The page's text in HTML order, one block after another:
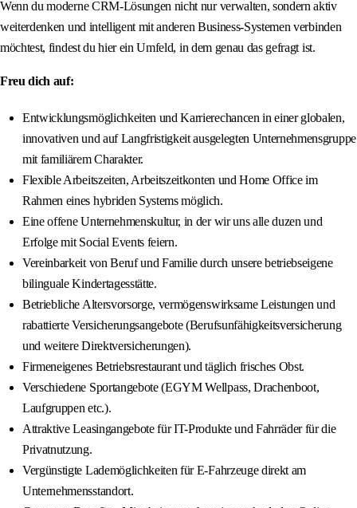
Wenn du moderne CRM-Lösungen nicht nur verwalten, sondern aktiv
weiterdenken und intelligent mit anderen Business-Systemen verbinden
möchtest, findest du hier ein Umfeld, in dem genau das gefragt ist.
Freu dich auf:
Entwicklungsmöglichkeiten und Karrierechancen in einer globalen,
innovativen und auf Langfristigkeit ausgelegten Unternehmensgruppe
mit familiärem Charakter.
Flexible Arbeitszeiten, Arbeitszeitkonten und Home Office im
Rahmen eines hybriden Systems möglich.
Eine offene Unternehmenskultur, in der wir uns alle duzen und
Erfolge mit Social Events feiern.
Vereinbarkeit von Beruf und Familie durch unsere betriebseigene
bilinguale Kindertagesstätte.
Betriebliche Altersvorsorge, vermögenswirksame Leistungen und
rabattierte Versicherungsangebote (Berufsunfähigkeitsversicherung
und weitere Direktversicherungen).
Firmeneigenes Betriebsrestaurant und täglich frisches Obst.
Verschiedene Sportangebote (EGYM Wellpass, Drachenboot,
Laufgruppen etc.).
Attraktive Leasingangebote für IT-Produkte und Fahrräder für die
Privatnutzung.
Vergünstigte Lademöglichkeiten für E-Fahrzeuge direkt am
Unternehmensstandort.